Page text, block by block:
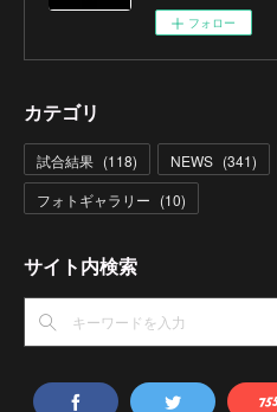
フォロー
カテゴリ
試合結果 (118) NEWS (341)
フォトギャラリー (10)
サイト内検索